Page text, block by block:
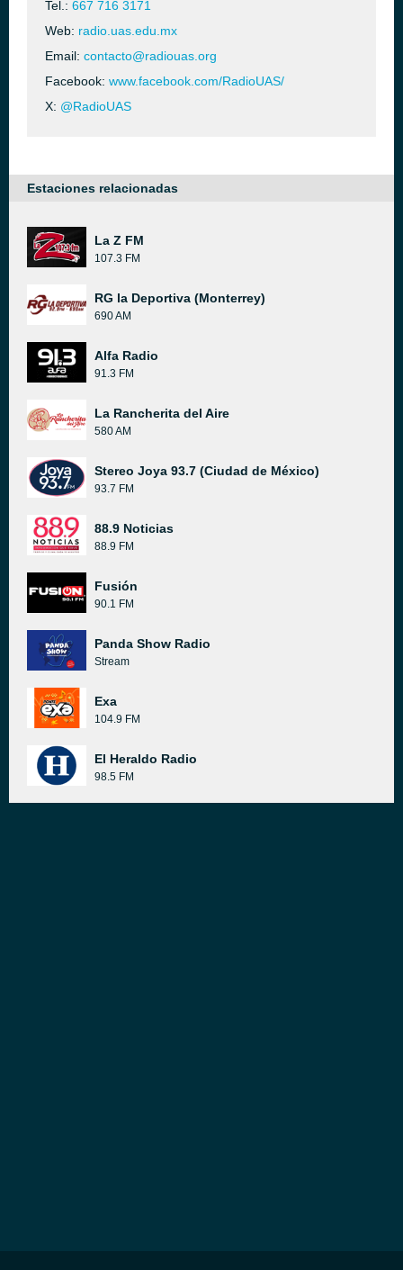
Tel.: 667 716 3171
Web: radio.uas.edu.mx
Email: contacto@radiouas.org
Facebook: www.facebook.com/RadioUAS/
X: @RadioUAS
Estaciones relacionadas
La Z FM
107.3 FM
RG la Deportiva (Monterrey)
690 AM
Alfa Radio
91.3 FM
La Rancherita del Aire
580 AM
Stereo Joya 93.7 (Ciudad de México)
93.7 FM
88.9 Noticias
88.9 FM
Fusión
90.1 FM
Panda Show Radio
Stream
Exa
104.9 FM
El Heraldo Radio
98.5 FM